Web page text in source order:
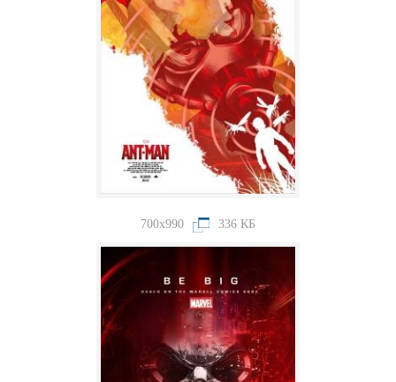
700x990 336 КБ